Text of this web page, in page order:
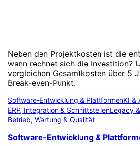
Neben den Projektkosten ist die
wann rechnet sich die Investition?
vergleichen Gesamtkosten über 5
Break-even-Punkt.
Software-Entwicklung & PlattformenKI &
ERP, Integration & SchnittstellenLegacy
Betrieb, Wartung & Qualität
Software-Entwicklung &